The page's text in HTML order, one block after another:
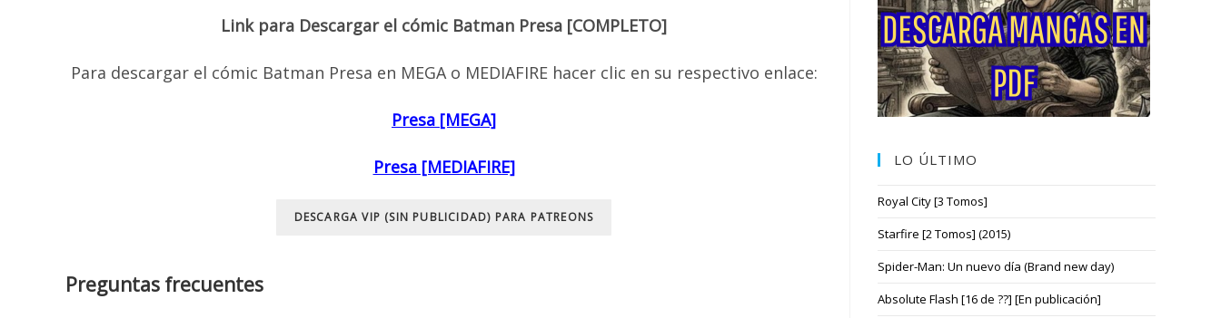
Link para Descargar el cómic Batman Presa [COMPLETO]
Para descargar el cómic Batman Presa en MEGA o MEDIAFIRE hacer clic en su respectivo enlace:
Presa [MEGA]
Presa [MEDIAFIRE]
DESCARGA VIP (SIN PUBLICIDAD) PARA PATREONS
Preguntas frecuentes
LO ÚLTIMO
Royal City [3 Tomos]
Starfire [2 Tomos] (2015)
Spider-Man: Un nuevo día (Brand new day)
Absolute Flash [16 de ??] [En publicación]